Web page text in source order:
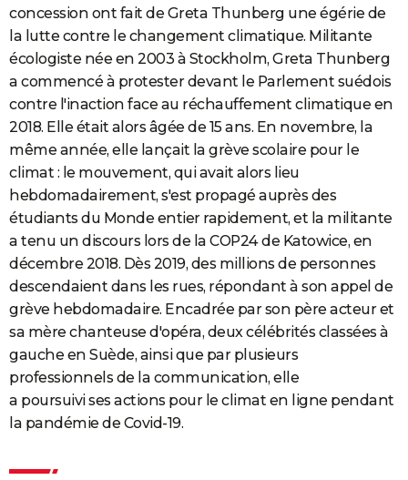
concession ont fait de Greta Thunberg une égérie de
la lutte contre le changement climatique. Militante
écologiste née en 2003 à Stockholm, Greta Thunberg
a commencé à protester devant le Parlement suédois
contre l'inaction face au réchauffement climatique en
2018. Elle était alors âgée de 15 ans. En novembre, la
même année, elle lançait la grève scolaire pour le
climat : le mouvement, qui avait alors lieu
hebdomadairement, s'est propagé auprès des
étudiants du Monde entier rapidement, et la militante
a tenu un discours lors de la COP24 de Katowice, en
décembre 2018. Dès 2019, des millions de personnes
descendaient dans les rues, répondant à son appel de
grève hebdomadaire. Encadrée par son père acteur et
sa mère chanteuse d'opéra, deux célébrités classées à
gauche en Suède, ainsi que par plusieurs
professionnels de la communication, elle
a poursuivi ses actions pour le climat en ligne pendant
la pandémie de Covid-19.